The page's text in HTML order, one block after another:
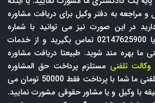
و مراجعه به دفتر وکیل برای دریافت مشاوره
در این صورت نیز می توانید با شماره
09212242670 و یا 02147625900 تماس بگیرید و از خدمات
ما بهره مند شوید. طبیعتا دریافت مشاوره
وکالت تلفنی مستلزم پرداخت حق المشاوره
است اما در وکلای تلفنی ما شما با پرداخت فقط 50000 تومان می
به مدت 5 دقیقه با وکیل و یا مشاور حقوقی مشورت نمایید.